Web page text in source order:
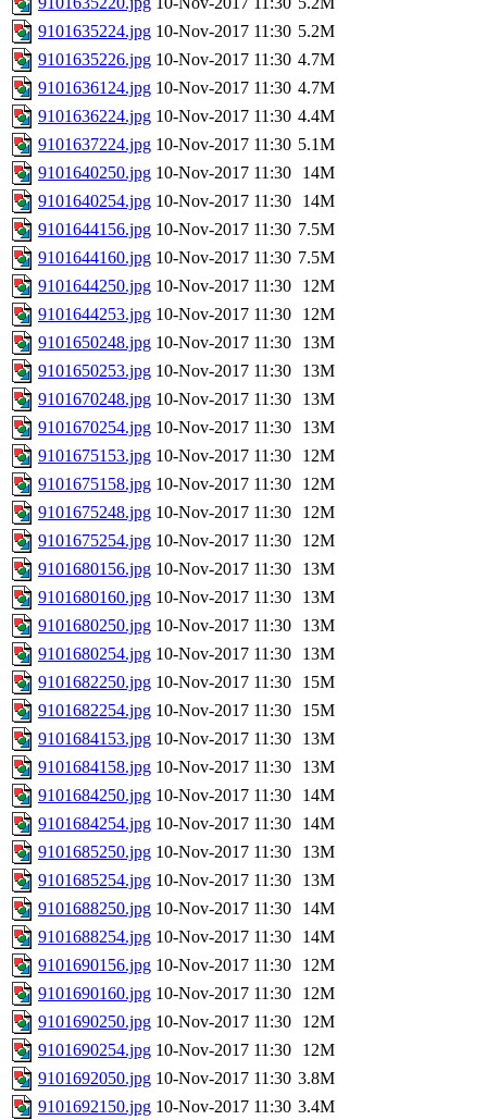
9101635224.jpg 10-Nov-2017 11:30 5.2M
9101635226.jpg 10-Nov-2017 11:30 4.7M
9101636124.jpg 10-Nov-2017 11:30 4.7M
9101636224.jpg 10-Nov-2017 11:30 4.4M
9101637224.jpg 10-Nov-2017 11:30 5.1M
9101640250.jpg 10-Nov-2017 11:30
14M
9101640254.jpg 10-Nov-2017 11:30
14M
9101644156.jpg 10-Nov-2017 11:30 7.5M
9101644160.jpg 10-Nov-2017 11:30 7.5M
9101644250.jpg 10-Nov-2017 11:30
12M
9101644253.jpg 10-Nov-2017 11:30
12M
9101650248.jpg 10-Nov-2017 11:30
13M
9101650253.jpg 10-Nov-2017 11:30
13M
9101670248.jpg 10-Nov-2017 11:30
13M
9101670254.jpg 10-Nov-2017 11:30
13M
9101675153.jpg 10-Nov-2017 11:30
12M
9101675158.jpg 10-Nov-2017 11:30
12M
9101675248.jpg 10-Nov-2017 11:30
12M
9101675254.jpg 10-Nov-2017 11:30
12M
9101680156.jpg 10-Nov-2017 11:30
13M
9101680160.jpg 10-Nov-2017 11:30
13M
9101680250.jpg 10-Nov-2017 11:30
13M
9101680254.jpg 10-Nov-2017 11:30
13M
9101682250.jpg 10-Nov-2017 11:30
15M
9101682254.jpg 10-Nov-2017 11:30
15M
9101684153.jpg 10-Nov-2017 11:30
13M
9101684158.jpg 10-Nov-2017 11:30
13M
9101684250.jpg 10-Nov-2017 11:30
14M
9101684254.jpg 10-Nov-2017 11:30
14M
9101685250.jpg 10-Nov-2017 11:30
13M
9101685254.jpg 10-Nov-2017 11:30
13M
9101688250.jpg 10-Nov-2017 11:30
14M
9101688254.jpg 10-Nov-2017 11:30
14M
9101690156.jpg 10-Nov-2017 11:30
12M
9101690160.jpg 10-Nov-2017 11:30
12M
9101690250.jpg 10-Nov-2017 11:30
12M
9101690254.jpg 10-Nov-2017 11:30
12M
9101692050.jpg 10-Nov-2017 11:30 3.8M
9101692150.jpg 10-Nov-2017 11:30 3.4M